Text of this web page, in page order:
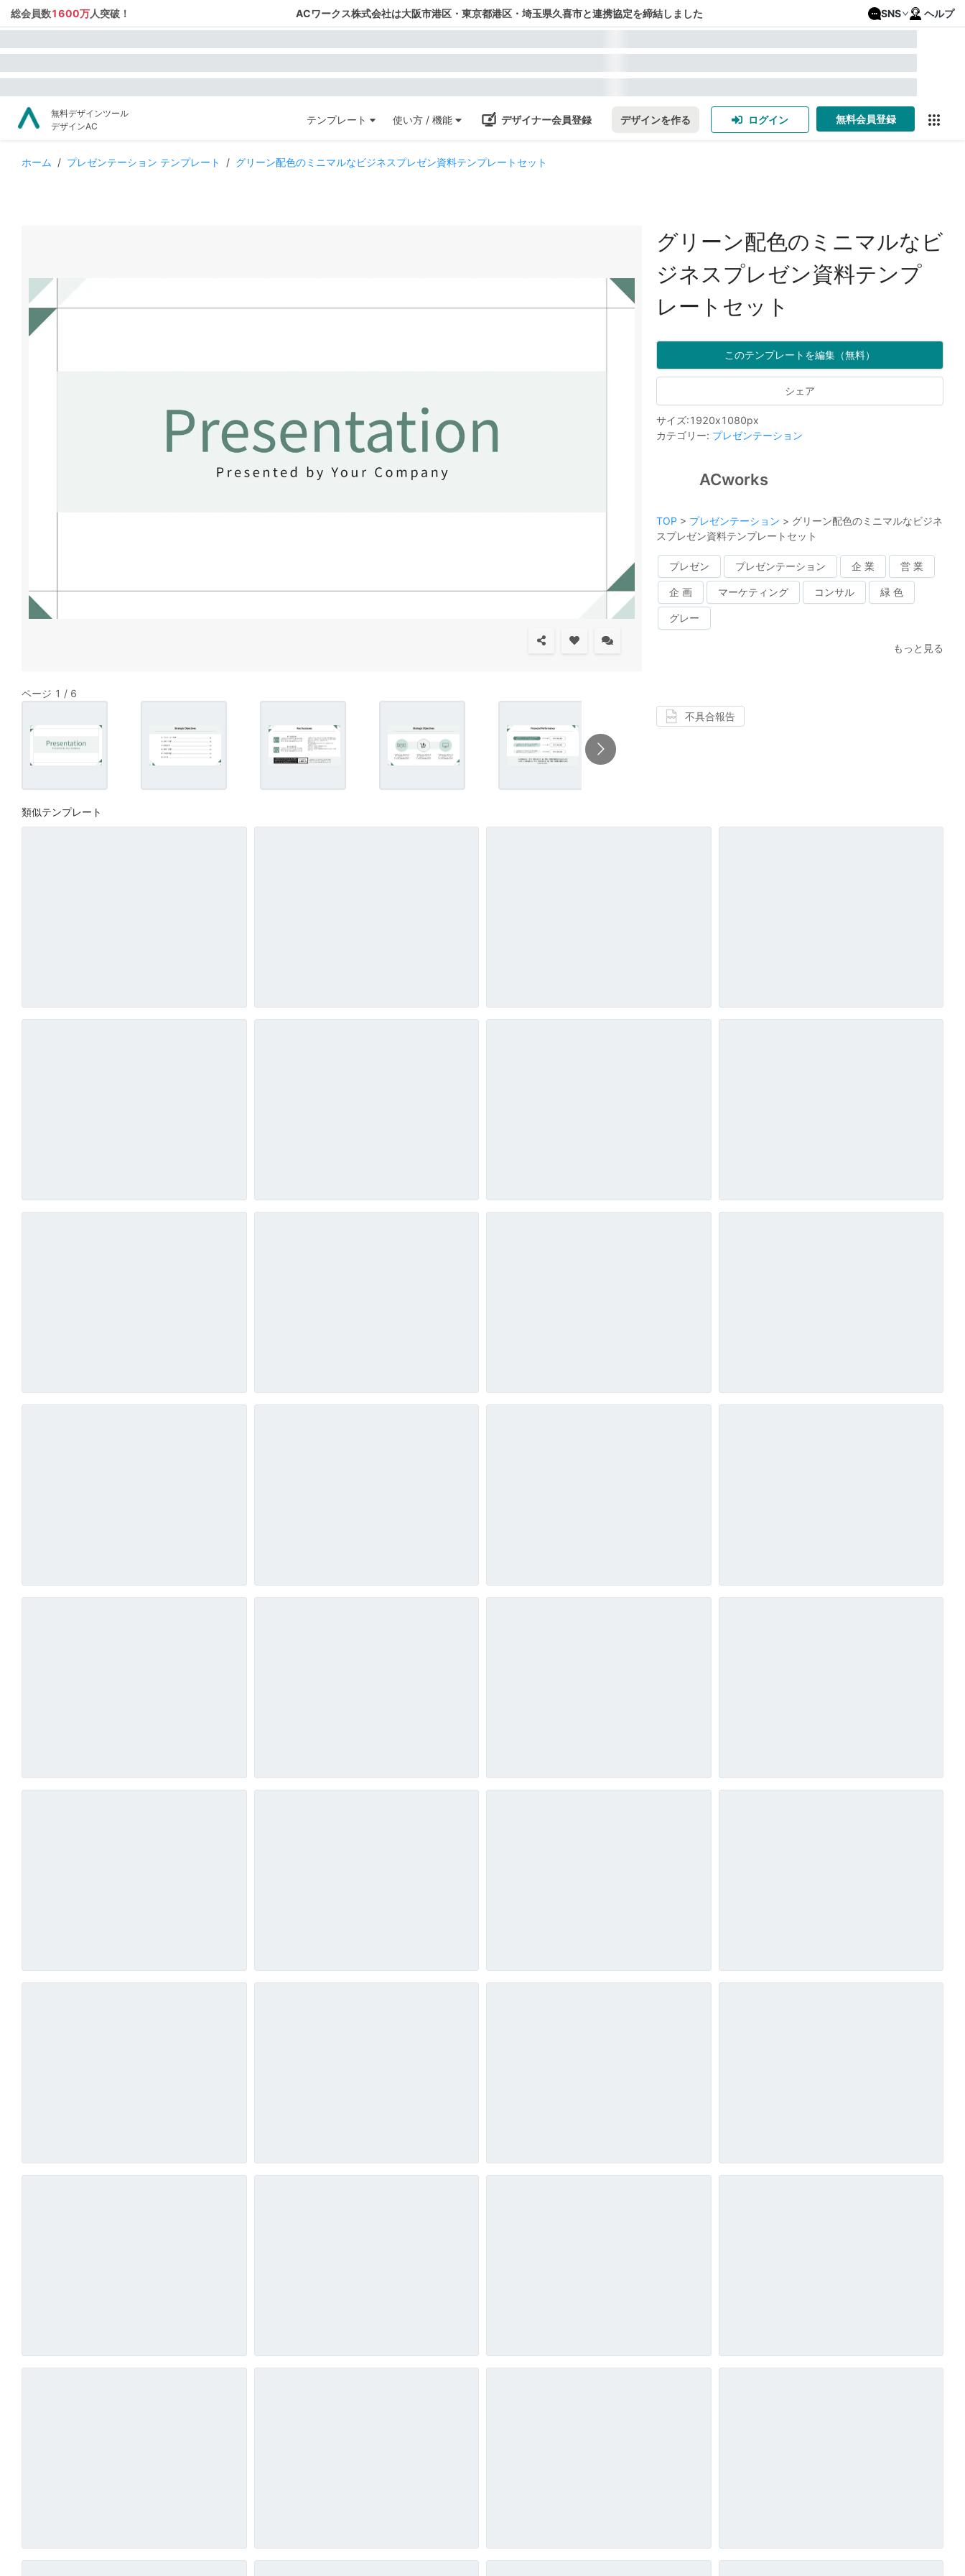
総会員数1600万人突破！ ACワークス株式会社は大阪市港区・東京都港区・埼玉県久喜市と連携協定を締結しました SNS ヘルプ
無料デザインツール
デザインAC
テンプレート 使い方 / 機能 デザイナー会員登録 デザインを作る ログイン 無料会員登録
ホーム / プレゼンテーション テンプレート / グリーン配色のミニマルなビジネスプレゼン資料テンプレートセット
ページ 1 / 6
グリーン配色のミニマルなビ
ジネスプレゼン資料テンプ
レートセット
このテンプレートを編集（無料）
シェア
サイズ:1920x1080px
カテゴリー: プレゼンテーション
ACworks
TOP > プレゼンテーション > グリーン配色のミニマルなビジネ
スプレゼン資料テンプレートセット
プレゼン プレゼンテーション 企 業 営 業
企 画 マーケティング コンサル 緑 色
グレー
もっと見る
不具合報告
類似テンプレート